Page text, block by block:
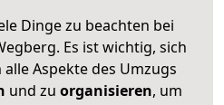
Dinge zu beachten bei
Es ist wichtig, sich
Aspekte des Umzugs
und zu organisieren, um